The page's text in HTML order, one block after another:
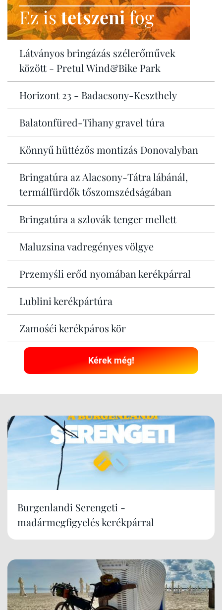
Ez istetszenifog
Látványos bringázás szélerőművek
között - Pretul Wind&Bike Park
Horizont 23 - Badacsony-Keszthely
Balatonfüred-Tihany gravel túra
Könnyű hüttézős montizás Donovalyban
Bringatúra az Alacsony-Tátra lábánál,
termálfürdők tőszomszédságában
Bringatúra a szlovák tenger mellett
Maluzsina vadregényes völgye
Przemyśli erőd nyomában kerékpárral
Lublini kerékpártúra
Zamośći kerékpáros kör
Kérek még!
Burgenlandi Serengeti -
madármegfigyelés kerékpárral